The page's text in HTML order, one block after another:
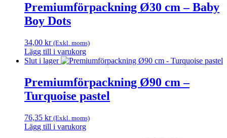
Premiumförpackning Ø30 cm – Baby
Boy Dots
34,00 kr (Exkl. moms)
Lägg till i varukorg
Slut i lager
Premiumförpackning Ø90 cm –
Turquoise pastel
76,35 kr (Exkl. moms)
Lägg till i varukorg